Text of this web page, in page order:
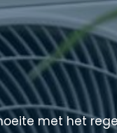
met het